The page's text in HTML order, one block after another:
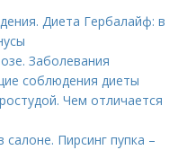
Диета Гербалайф: в
Заболевания
соблюдения диеты
Чем отличается
салоне. Пирсинг пупка –